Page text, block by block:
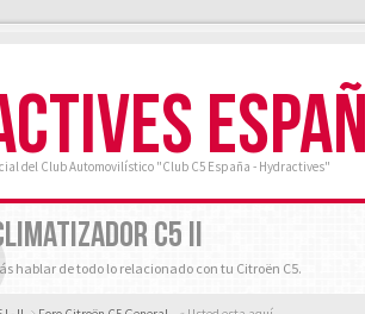
del Club Automovilístico "Club C5 España - Hydractives"
C5 II
hablar de todo lo relacionado con tu Citroën C5.